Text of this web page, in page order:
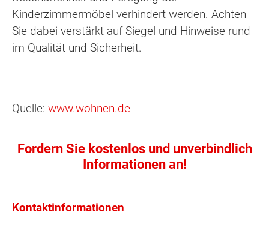
Kinderzimmermöbel verhindert werden. Achten
Sie dabei verstärkt auf Siegel und Hinweise rund
im Qualität und Sicherheit.
Quelle: www.wohnen.de
Fordern Sie kostenlos und unverbindlich
Informationen an!
Kontaktinformationen